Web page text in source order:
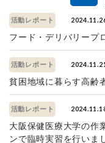
活動レポート
フード・デリバリープ
活動レポート
貧困地域に暮らす高齢
活動レポート
大阪保健医療大学の作
ンで臨時実習を行いま